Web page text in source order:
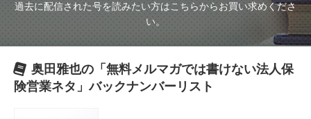
過去に配信された号を読みたい方はこちらからお買い求めくださ
い。
奥田雅也の「無料メルマガでは書けない法人保
険営業ネタ」バックナンバーリスト